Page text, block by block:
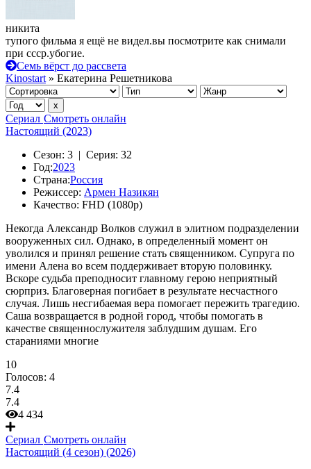
никита
тупого фильма я ещё не видел.вы посмотрите как снимали
при ссср.убогие.
Семь вёрст до рассвета
Kinostart » Екатерина Решетникова
Сериал Смотреть онлайн
Настоящий (2023)
Сезон: 3 | Серия: 32
Год:2023
Страна:Россия
Режиссер: Армен Назикян
Качество: FHD (1080p)
Некогда Александр Волков служил в элитном подразделении
вооруженных сил. Однако, в определенный момент он
уволился и принял решение стать священником. Супруга по
имени Алена во всем поддерживает вторую половинку.
Вскоре судьба преподносит главному герою неприятный
сюрприз. Благоверная погибает в результате несчастного
случая. Лишь несгибаемая вера помогает пережить трагедию.
Саша возвращается в родной город, чтобы помогать в
качестве священнослужителя заблудшим душам. Его
стараниями многие
10
Голосов: 4
7.4
7.4
4 434
Сериал Смотреть онлайн
Настоящий (4 сезон) (2026)